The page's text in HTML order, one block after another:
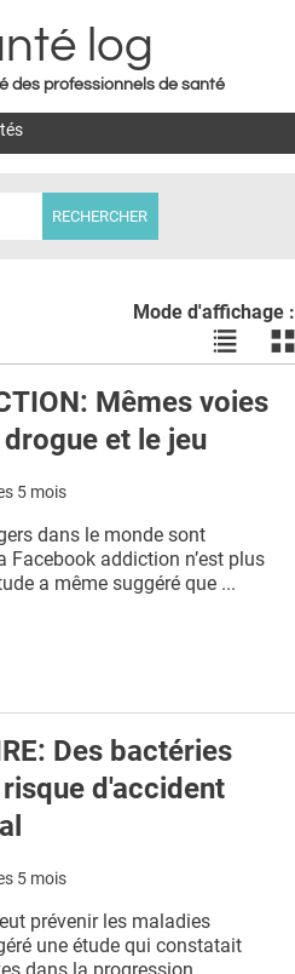
navigation
log
des professionnels de santé
Mode d'affichage :
Voir
les
en
les
Mêmes voies
et le jeu
5 mois
dans le monde sont
Facebook addiction n’est plus
a même suggéré que ...
Des bactéries
d'accident
5 mois
prévenir les maladies
une étude qui constatait